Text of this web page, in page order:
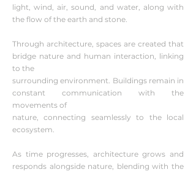
light, wind, air, sound, and water, along with
the flow of the earth and stone.
Through architecture, spaces are created that
bridge nature and human interaction, linking
to the
surrounding environment. Buildings remain in
constant communication with the
movements of
nature, connecting seamlessly to the local
ecosystem.
As time progresses, architecture grows and
responds alongside nature, blending with the